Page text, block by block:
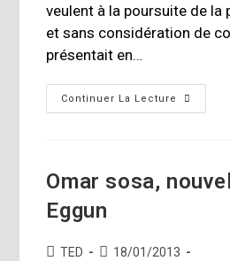
veulent à la poursuite de la
et sans considération de
présentait en…
Continuer La Lecture
Casque
D’écoute
Omar sosa,
Eggun
Auteur/autrice
TED
Publication
18/01/2013